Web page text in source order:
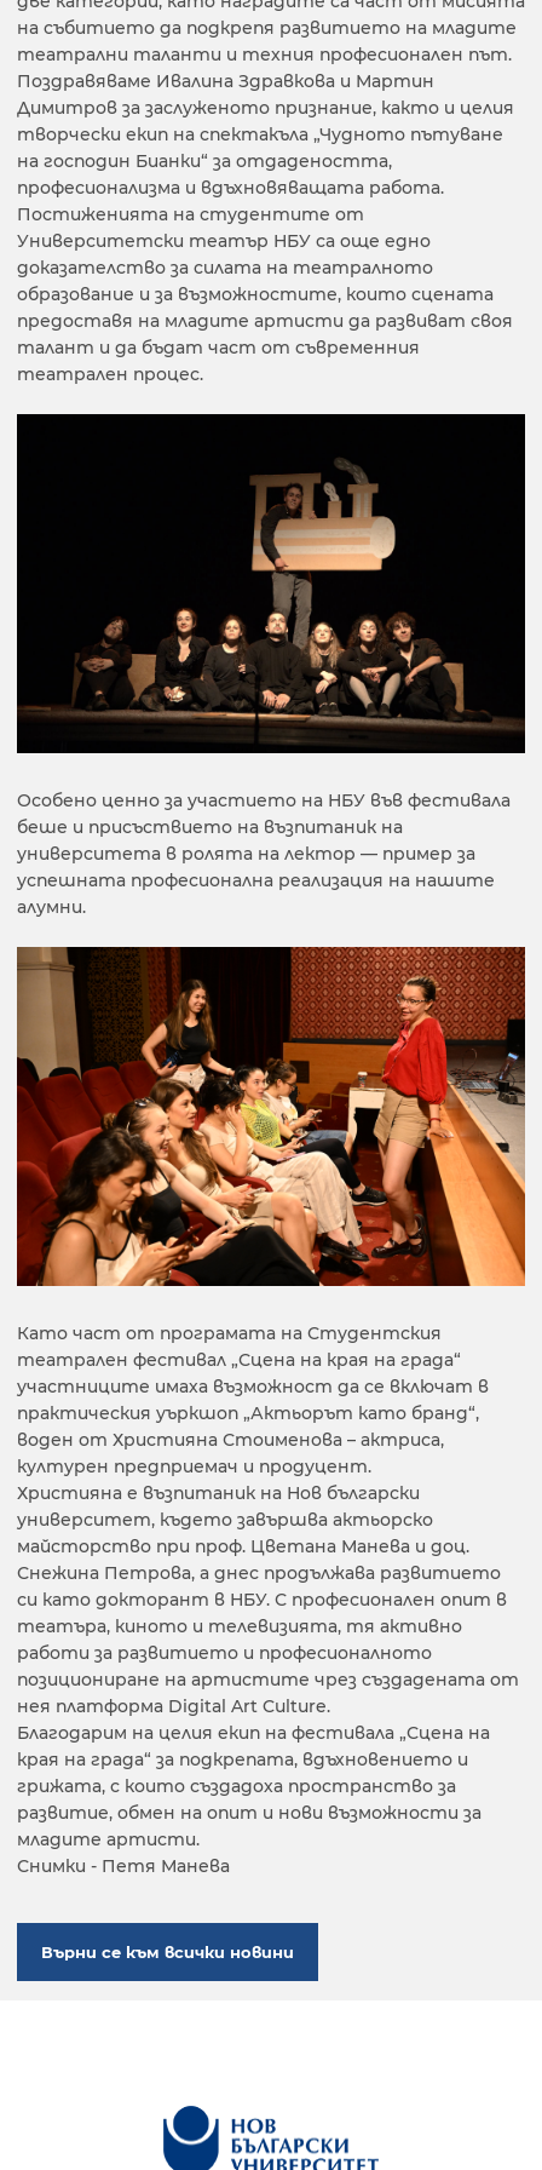
на събитието да подкрепя развитието на младите
театрални таланти и техния професионален път.
Поздравяваме Ивалина Здравкова и Мартин
Димитров за заслуженото признание, както и целия
творчески екип на спектакъла „Чудното пътуване
на господин Бианки“ за отдадеността,
професионализма и вдъхновяващата работа.
Постиженията на студентите от
Университетски театър НБУ са още едно
доказателство за силата на театралното
образование и за възможностите, които сцената
предоставя на младите артисти да развиват своя
талант и да бъдат част от съвременния
театрален процес.
Особено ценно за участието на НБУ във фестивала
беше и присъствието на възпитаник на
университета в ролята на лектор — пример за
успешната професионална реализация на нашите
алумни.
Като част от програмата на Студентския
театрален фестивал „Сцена на края на града“
участниците имаха възможност да се включат в
практическия уъркшоп „Актьорът като бранд“,
воден от Християна Стоименова – актриса,
културен предприемач и продуцент.
Християна е възпитаник на Нов български
университет, където завършва актьорско
майсторство при проф. Цветана Манева и доц.
Снежина Петрова, а днес продължава развитието
си като докторант в НБУ. С професионален опит в
театъра, киното и телевизията, тя активно
работи за развитието и професионалното
позициониране на артистите чрез създадената от
нея платформа Digital Art Culture.
Благодарим на целия екип на фестивала „Сцена на
края на града“ за подкрепата, вдъхновението и
грижата, с които създадоха пространство за
развитие, обмен на опит и нови възможности за
младите артисти.
Снимки - Петя Манева
Върни се към всички новини